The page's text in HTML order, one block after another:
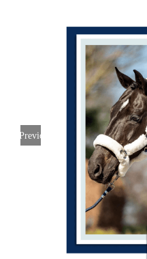
Previous